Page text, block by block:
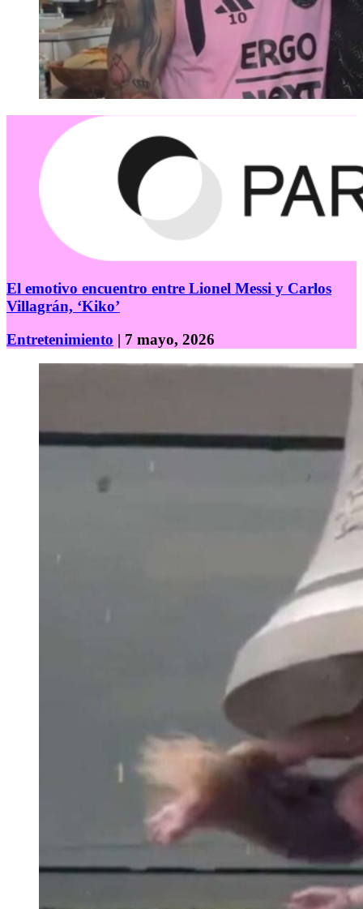
El emotivo encuentro entre Lionel Messi y Carlos
Villagrán, ‘Kiko’
Entretenimiento | 7 mayo, 2026